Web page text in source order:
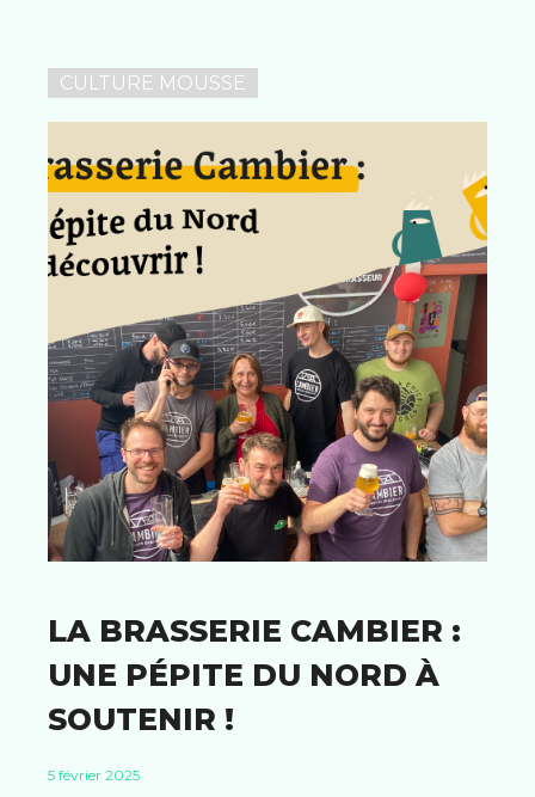
CULTURE MOUSSE
LA BRASSERIE CAMBIER :
UNE PÉPITE DU NORD À
SOUTENIR !
5 février 2025